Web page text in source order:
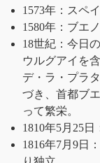
1573年：スペ
1580年：ブエ
18世紀：今日
ウルグアイを
デ・ラ・プラ
づき、首都ブ
って繁栄。
1810年5月25日
1816年7月9日